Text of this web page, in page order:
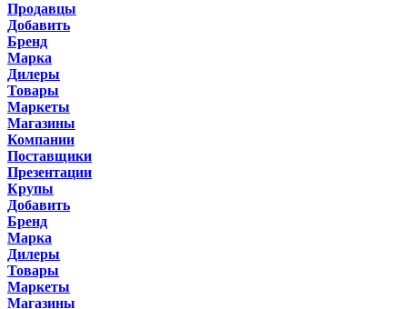
Продавцы
Добавить
Бренд
Марка
Дилеры
Товары
Маркеты
Магазины
Компании
Поставщики
Презентации
Крупы
Добавить
Бренд
Марка
Дилеры
Товары
Маркеты
Магазины